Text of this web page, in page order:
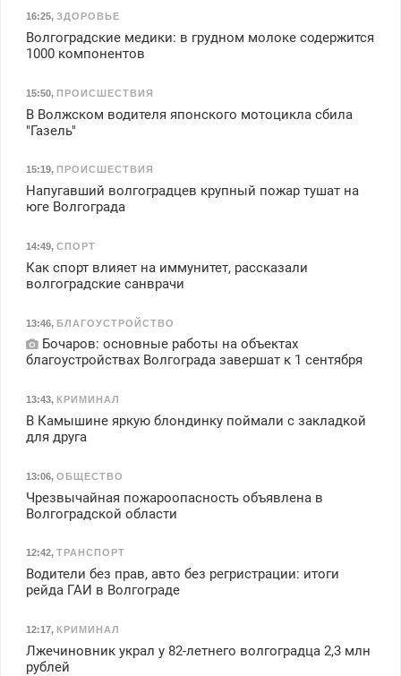
16:25, ЗДОРОВЬЕ
Волгоградские медики: в грудном молоке содержится
1000 компонентов
15:50, ПРОИСШЕСТВИЯ
В Волжском водителя японского мотоцикла сбила
"Газель"
15:19, ПРОИСШЕСТВИЯ
Напугавший волгоградцев крупный пожар тушат на
юге Волгограда
14:49, СПОРТ
Как спорт влияет на иммунитет, рассказали
волгоградские санврачи
13:46, БЛАГОУСТРОЙСТВО
Бочаров: основные работы на объектах
благоустройствах Волгограда завершат к 1 сентября
13:43, КРИМИНАЛ
В Камышине яркую блондинку поймали с закладкой
для друга
13:06, ОБЩЕСТВО
Чрезвычайная пожароопасность объявлена в
Волгоградской области
12:42, ТРАНСПОРТ
Водители без прав, авто без регристрации: итоги
рейда ГАИ в Волгограде
12:17, КРИМИНАЛ
Лжечиновник украл у 82-летнего волгоградца 2,3 млн
рублей